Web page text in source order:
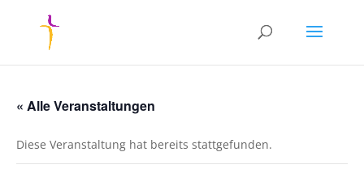
« Alle Veranstaltungen
Diese Veranstaltung hat bereits stattgefunden.